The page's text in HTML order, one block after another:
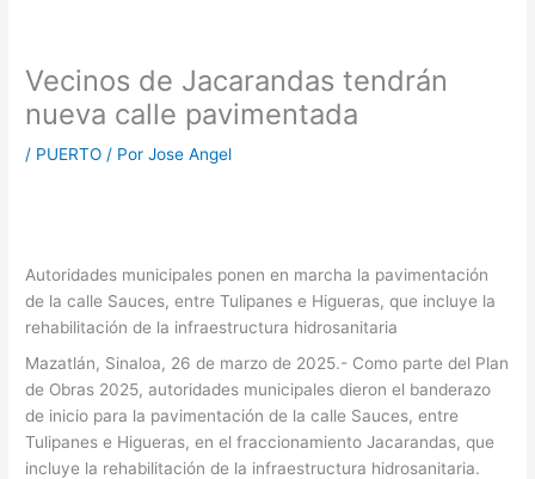
Vecinos de Jacarandas tendrán
nueva calle pavimentada
/ PUERTO / PorJose Angel
Autoridades municipales ponen en marcha la pavimentación
de la calle Sauces, entre Tulipanes e Higueras, que incluye la
rehabilitación de la infraestructura hidrosanitaria
Mazatlán, Sinaloa, 26 de marzo de 2025.- Como parte del Plan
de Obras 2025, autoridades municipales dieron el banderazo
de inicio para la pavimentación de la calle Sauces, entre
Tulipanes e Higueras, en el fraccionamiento Jacarandas, que
incluye la rehabilitación de la infraestructura hidrosanitaria.